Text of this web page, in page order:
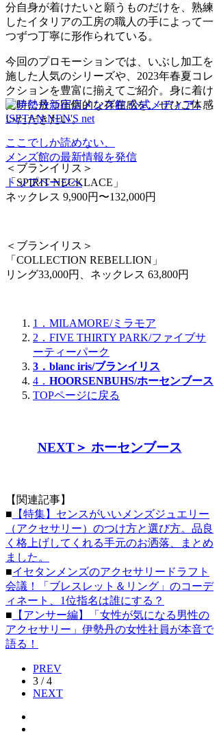
分自身が着けたいと願うものだけを、熟練
したイタリアの工房の職人の手によって一
つずつ丁寧に形作られている。
今回のプロモーションでは、いぶし加工を
施した人気のシリーズや、2023年春夏コレ
クションを豊富に揃えてご紹介。身に着け
た時に放つ圧倒的な存在感を、ぜひご体感
いただきたい。
＜ブランイリス＞
「SPIRIT NECKLACE」
ネックレス 9,900円〜132,000円
＜ブランイリス＞
「COLLECTION REBELLION」
リング33,000円、ネックレス 63,800円
1．MILAMORE/ミラモア
2．FIVE THIRTY PARK/ファイブサ
ーティーパーク
3．blanc iris/ブランイリス
4． HOORSENBUHS/ホーセンブース
TOPページに戻る
NEXT＞ ホーセンブース
【関連記事】
■ 【特集】センスがいいメンズジュエリー
（アクセサリー）のつけ方と選び方。品良
く格上げしてくれる手元のお洒落、まとめ
ました。
■イセタンメンズのアクセサリードラフト
会議！「ブレスレット＆リング」のコーデ
ィネート、1位指名は誰にする？
■ 【アンサー編】「女性が気になる男性の
アクセサリー」伊勢丹の女性社員が本音で
語る！
PREV
3 / 4
NEXT
ここでしか読めない、
メンズ館の最新情報を発信
トップページへ